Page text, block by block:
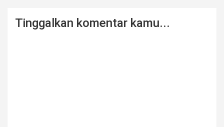
Tinggalkan komentar kamu...